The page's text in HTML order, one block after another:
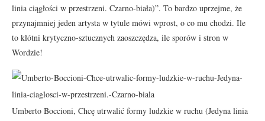
linia ciągłości w przestrzeni. Czarno-biała)”. To bardzo uprzejme, że
przynajmniej jeden artysta w tytule mówi wprost, o co mu chodzi. Ile
to kłótni krytyczno-sztucznych zaoszczędza, ile sporów i stron w
Wordzie!
Umberto Boccioni, Chcę utrwalić formy ludzkie w ruchu (Jedyna linia